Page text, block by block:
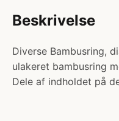
Beskrivelse
Diverse Bambusring,
ulakeret bambusring
Dele af indholdet på